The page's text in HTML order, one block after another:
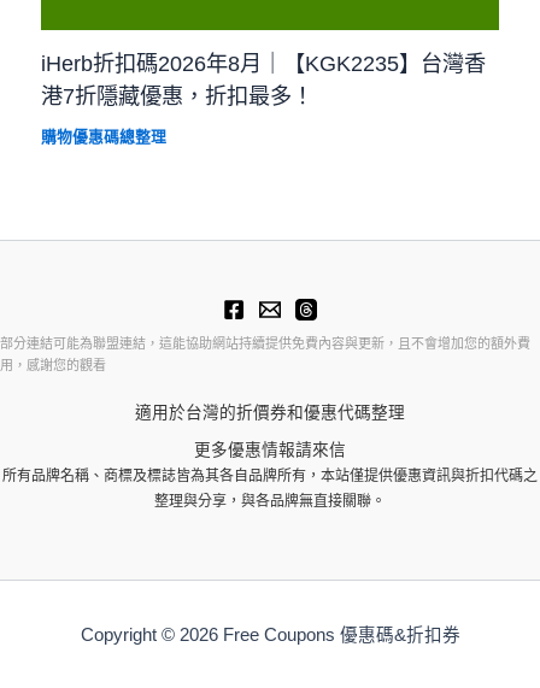
iHerb折扣碼2026年8月｜【KGK2235】台灣香
港7折隱藏優惠，折扣最多！
購物優惠碼總整理
部分連結可能為聯盟連結，這能協助網站持續提供免費內容與更新，且不會增加您的額外費
用，感謝您的觀看
適用於台灣的折價券和優惠代碼整理
更多優惠情報請來信
所有品牌名稱、商標及標誌皆為其各自品牌所有，本站僅提供優惠資訊與折扣代碼之
整理與分享，與各品牌無直接關聯。
Copyright © 2026 Free Coupons 優惠碼&折扣券